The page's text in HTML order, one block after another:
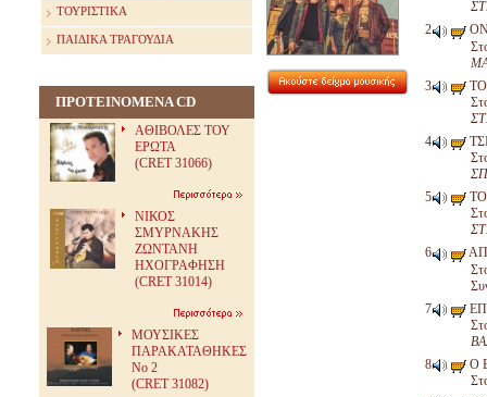
ΤΟΥΡΙΣΤΙΚΑ
ΠΑΙΔΙΚΑ ΤΡΑΓΟΥΔΙΑ
ΠΡΟΤΕΙΝΟΜΕΝΑ CD
ΑΘΙΒΟΛΕΣ ΤΟΥ
ΕΡΩΤΑ
(CRET 31066)
ΝΙΚΟΣ
ΣΜΥΡΝΑΚΗΣ
ΖΩΝΤΑΝΗ
ΗΧΟΓΡΑΦΗΣΗ
(CRET 31014)
ΜΟΥΣΙΚΕΣ
ΠΑΡΑΚΑΤΑΘΗΚΕΣ
Νο 2
(CRET 31082)
ΤΟ
ΤΟ
Ο